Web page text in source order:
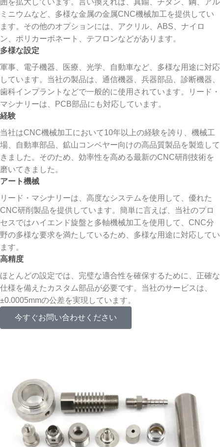
ミニウムなど、多様な金属の金属CNC機械加工を提供してい
ます。その他のオプションには、アクリル、ABS、ナイロ
ン、ポリカーボネート、テフロンなどがあります。
多様な設定
軍事、電子機器、医療、光学、自動車など、多様な用途に対応
しています。当社の製品は、通信機器、兵器部品、診断機器、
歯科インプラントなどで一般的に使用されています。リード・
マシナリーは、PCB部品にも対応しています。
経験
当社はCNC機械加工において10年以上の経験を誇り、機械工
場、自動車部品、鉱山コンベヤー向けの高品質製品を製造して
きました。そのため、効率性を高める最新のCNC研削技術を
磨いてきました。
アート機械
リード・マシナリーは、高度なシステムを使用して、優れた
CNC研削製品を提供しています。簡単に言えば、当社のプロ
セスではハイエンド旋盤と多軸機械加工を使用して、CNC分
野の多様な要求を満たしているため、多様な用途に対応してい
ます。
高精度
ほとんどの設定では、完璧な適合性を確保するために、正確な
仕様を備えたカスタム部品が必要です。当社のサービスは、
±0.0005mmの公差を実現しています。
今すぐお問い合わせください